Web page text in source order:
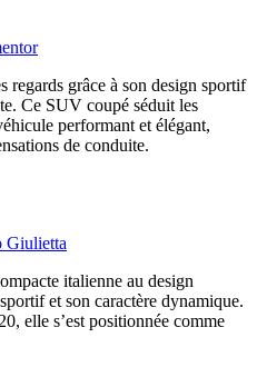
regards grâce à son design sportif
Ce SUV coupé séduit les
performant et élégant,
de conduite.
Giulietta
italienne au design
et son caractère dynamique.
elle s’est positionnée comme